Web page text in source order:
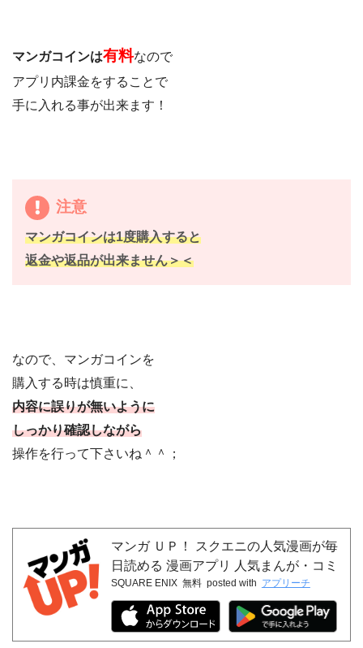
マンガコインは有料なので
アプリ内課金をすることで
手に入れる事が出来ます！
注意
マンガコインは1度購入すると
返金や返品が出来ません＞＜
なので、マンガコインを
購入する時は慎重に、
内容に誤りが無いように
しっかり確認しながら
操作を行って下さいね＾＾；
マンガ ＵＰ！ スクエニの人気漫画が毎
日読める 漫画アプリ 人気まんが・コミ
ックが無料
SQUARE ENIX 無料 posted with アプリーチ